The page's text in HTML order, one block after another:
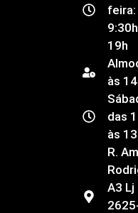
feira:
19h
às
das
às
R.
A3 Lj